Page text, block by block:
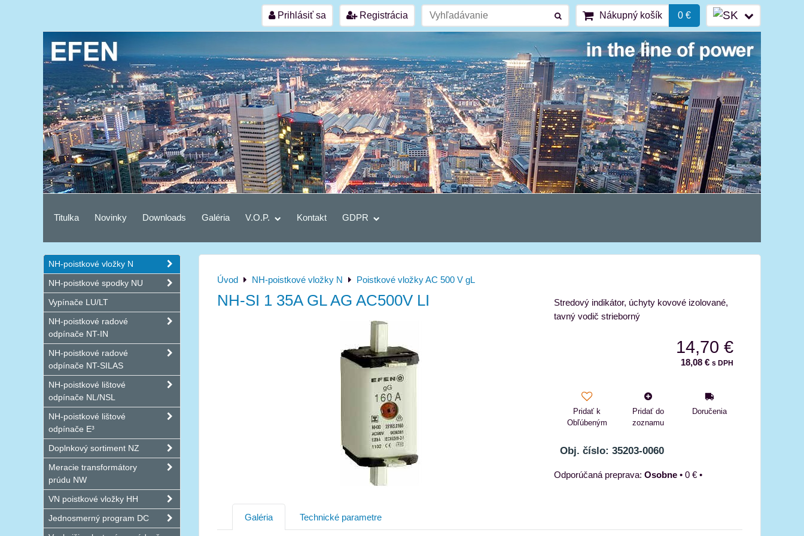
Prihlásiť sa Registrácia Nákupný košík 0 €
Titulka Novinky Downloads Galéria V.O.P. Kontakt GDPR
Úvod NH-poistkové vložky N Poistkové vložky AC 500 V gL
NH-SI 1 35A GL AG AC500V LI
Stredový indikátor, úchyty kovové izolované,
tavný vodič strieborný
14,70 €
18,08 € s DPH
Pridať k
Obľúbeným
Pridať do
zoznamu
Doručenia
Obj. číslo: 35203-0060
Osobne • 0 € •
Galéria Technické parametre
NH-poistkové vložky N
NH-poistkové spodky NU
Vypínače LU/LT
NH-poistkové radové
odpínače NT-IN
NH-poistkové radové
odpínače NT-SILAS
NH-poistkové lištové
odpínače NL/NSL
NH-poistkové lištové
odpínače E³
Doplnkový sortiment NZ
Meracie transformátory
prúdu NW
VN poistkové vložky HH
Jednosmerný program DC